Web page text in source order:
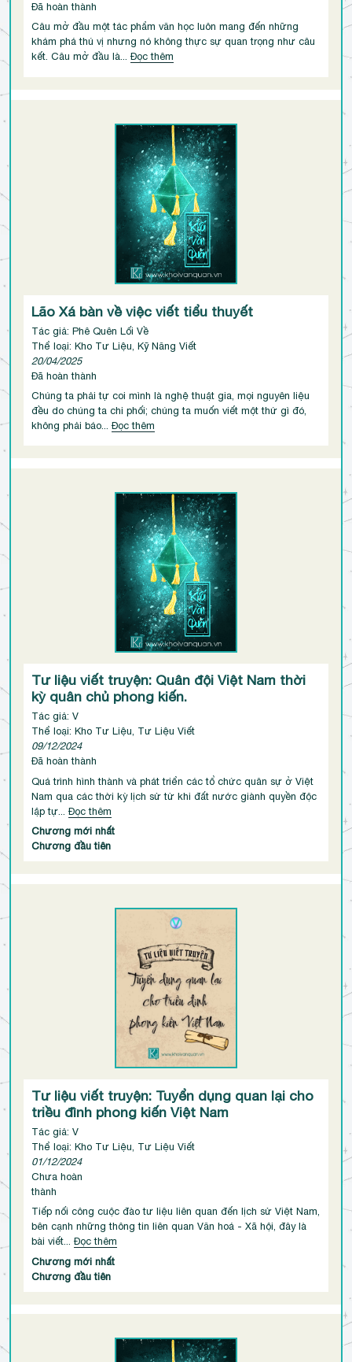
Đã hoàn thành
Câu mở đầu một tác phẩm văn học luôn mang đến những
khám phá thú vị nhưng nó không thực sự quan trọng như câu
kết. Câu mở đầu là... Đọc thêm
Lão Xá bàn về việc viết tiểu thuyết
Tác giả: Phê Quên Lối Về
Thể loại: Kho Tư Liệu, Kỹ Năng Viết
20/04/2025
Đã hoàn thành
Chúng ta phải tự coi mình là nghệ thuật gia, mọi nguyên liệu
đều do chúng ta chi phối; chúng ta muốn viết một thứ gì đó,
không phải báo... Đọc thêm
Tư liệu viết truyện: Quân đội Việt Nam thời
kỳ quân chủ phong kiến.
Tác giả: V
Thể loại: Kho Tư Liệu, Tư Liệu Viết
09/12/2024
Đã hoàn thành
Quá trình hình thành và phát triển các tổ chức quân sự ở Việt
Nam qua các thời kỳ lịch sử từ khi đất nước giành quyền độc
lập tự... Đọc thêm
Chương mới nhất
Chương đầu tiên
Tư liệu viết truyện: Tuyển dụng quan lại cho
triều đình phong kiến Việt Nam
Tác giả: V
Thể loại: Kho Tư Liệu, Tư Liệu Viết
01/12/2024
Chưa hoàn
thành
Tiếp nối công cuộc đào tư liệu liên quan đến lịch sử Việt Nam,
bên cạnh những thông tin liên quan Văn hoá - Xã hội, đây là
bài viết... Đọc thêm
Chương mới nhất
Chương đầu tiên